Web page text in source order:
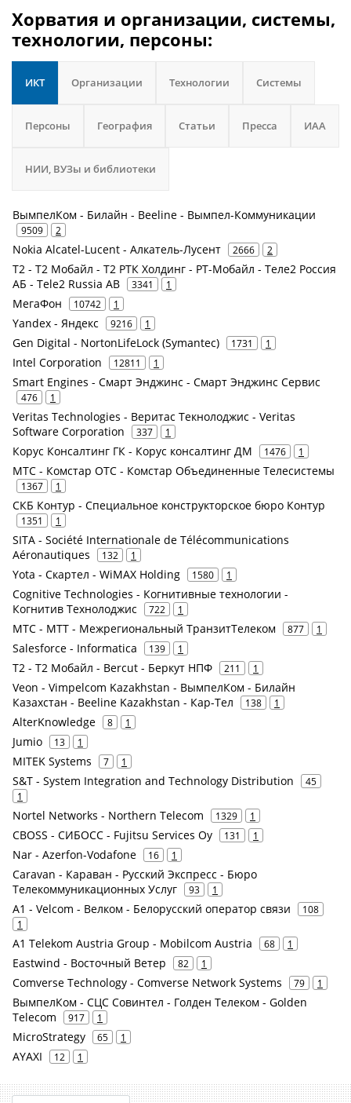
Хорватия и организации, системы,
технологии, персоны:
ИКТ Организации Технологии Системы
Персоны География Статьи Пресса ИАА
НИИ, ВУЗы и библиотеки
ВымпелКом - Билайн - Beeline - Вымпел-Коммуникации
9509 2
Nokia Alcatel-Lucent - Алкатель-Лусент 2666 2
Т2 - Т2 Мобайл - Т2 РТК Холдинг - РТ-Мобайл - Теле2 Россия
АБ - Tele2 Russia AB
3341 1
МегаФон 10742 1
Yandex - Яндекс 9216 1
Gen Digital - NortonLifeLock (Symantec) 1731 1
Intel Corporation 12811 1
Smart Engines - Смарт Энджинс - Смарт Энджинс Сервис
476 1
Veritas Technologies - Веритас Текнолоджис - Veritas
Software Corporation
337 1
Корус Консалтинг ГК - Корус консалтинг ДМ 1476 1
МТС - Комстар ОТС - Комстар Объединенные Телесистемы
1367 1
СКБ Контур - Специальное конструкторское бюро Контур
1351 1
SITA - Société Internationale de Télécommunications
Aéronautiques
132 1
Yota - Скартел - WiMAX Holding 1580 1
Cognitive Technologies - Когнитивные технологии -
Когнитив Технолоджис
722 1
МТС - МТТ - Межрегиональный ТранзитТелеком 877 1
Salesforce - Informatica 139 1
Т2 - Т2 Мобайл - Bercut - Беркут НПФ 211 1
Veon - Vimpelcom Kazakhstan - ВымпелКом - Билайн
Казахстан - Beeline Kazakhstan - Кар-Тел
138 1
AlterKnowledge 8 1
Jumio 13 1
MITEK Systems 7 1
S&T - System Integration and Technology Distribution
45
1
Nortel Networks - Northern Telecom 1329 1
CBOSS - СИБОСС - Fujitsu Services Oy 131 1
Nar - Azerfon-Vodafone 16 1
Caravan - Караван - Русский Экспресс - Бюро
Телекоммуникационных Услуг
93 1
A1 - Velcom - Велком - Белорусский оператор связи
108
1
A1 Telekom Austria Group - Mobilcom Austria 68 1
Eastwind - Восточный Ветер 82 1
Comverse Technology - Comverse Network Systems 79 1
ВымпелКом - СЦС Совинтел - Голден Телеком - Golden
Telecom
917 1
MicroStrategy 65 1
AYAXI 12 1